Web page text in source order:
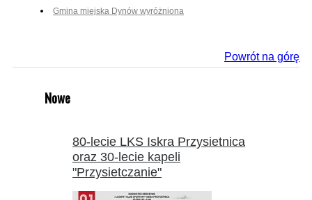
Gmina miejska Dynów wyróżniona
Powrót na górę
Nowe
80-lecie LKS Iskra Przysietnica
oraz 30-lecie kapeli
"Przysietczanie"